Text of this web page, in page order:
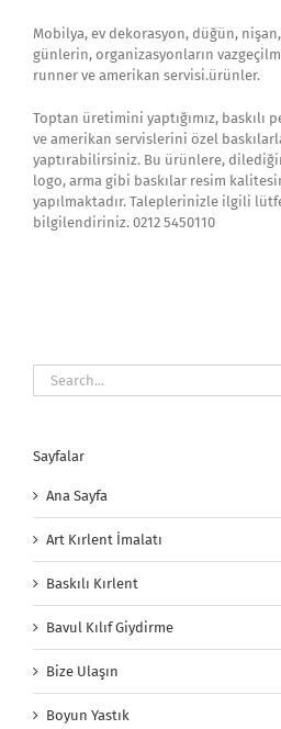
Mobilya, ev dekorasyon, düğün,
günlerin, organizasyonların
runner ve amerikan servisi.ürünler.
Toptan üretimini yaptığımız, baskılı
ve amerikan servislerini özel
yaptırabilirsiniz. Bu ürünlere,
logo, arma gibi baskılar resim
yapılmaktadır. Taleplerinizle ilgili
bilgilendiriniz. 0212 5450110
Search
for:
Sayfalar
Ana Sayfa
Art Kırlent İmalatı
Baskılı Kırlent
Bavul Kılıf Giydirme
Bize Ulaşın
Boyun Yastık